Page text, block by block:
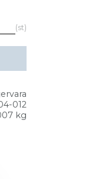
st
012
kg